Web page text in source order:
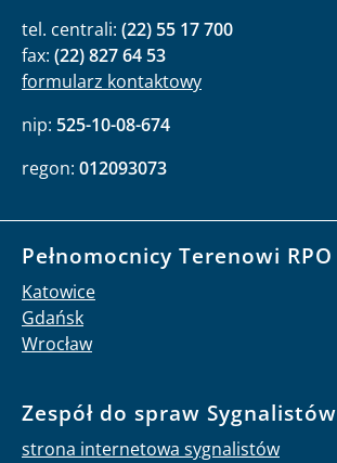
tel. centrali: (22) 55 17 700
fax: (22) 827 64 53
formularz kontaktowy
nip: 525-10-08-674
regon: 012093073
Pełnomocnicy Terenowi RPO
Katowice
Gdańsk
Wrocław
Zespół do spraw Sygnalistów
strona internetowa sygnalistów